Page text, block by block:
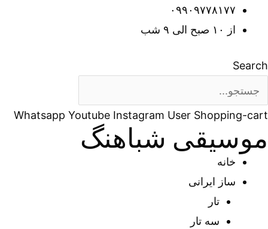
۰۹۹۰۹۷۷۸۱۷۷
از ۱۰ صبح الی ۹ شب
Search
Whatsapp Youtube Instagram User Shopping-cart
موسیقی شباهنگ
خانه
ساز ایرانی
تار
سه تار